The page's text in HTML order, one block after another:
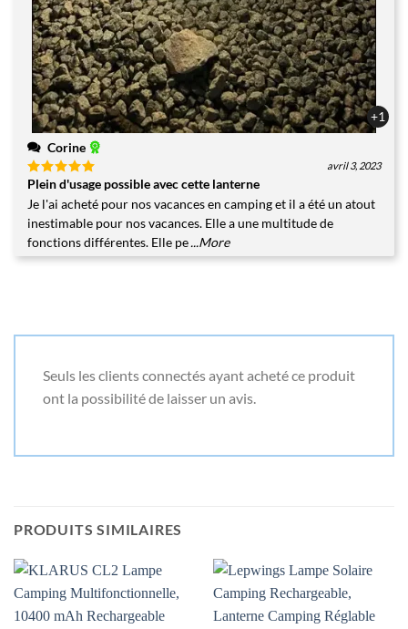
+1
Corine
Note5sur
5
avril 3, 2023
Plein d'usage possible avec cette lanterne
Je l'ai acheté pour nos vacances en camping et il a été un atout
inestimable pour nos vacances. Elle a une multitude de
fonctions différentes. Elle pe...More
Seuls les clients connectés ayant acheté ce produit
ont la possibilité de laisser un avis.
PRODUITS SIMILAIRES